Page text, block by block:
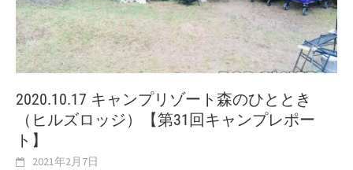
2020.10.17 キャンプリゾート森のひととき
（ヒルズロッジ）【第31回キャンプレポー
ト】
2021年2月7日